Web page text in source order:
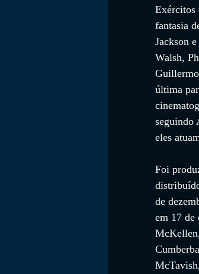
Exércitos
fantasia
Jackson
Walsh,
última
seguindo
eles
Foi
de
em 17 de